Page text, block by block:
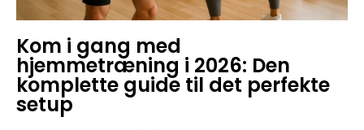
Kom i gang med
hjemmetræning i 2026: Den
komplette guide til det perfekte
setup